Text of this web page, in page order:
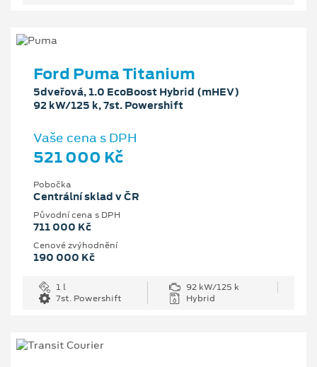
Ford Puma Titanium
5dveřová, 1.0 EcoBoost Hybrid (mHEV)
92 kW/125 k, 7st. Powershift
Vaše cena s DPH
521 000 Kč
Pobočka
Centrální sklad v ČR
Původní cena s DPH
711 000 Kč
Cenové zvýhodnění
190 000 Kč
1 l
92 kW/125 k
7st. Powershift
Hybrid